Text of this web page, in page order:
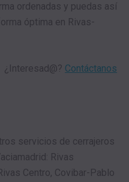
ordenadas y puedas así
óptima en Rivas-
¿Interesad@? Contáctanos
servicios de cerrajeros
Rivas
Centro, Covibar-Pablo